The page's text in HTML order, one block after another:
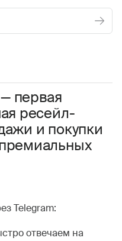
первая
ресейл-
и покупки
Telegram:
отвечаем на
соглашения
информации.